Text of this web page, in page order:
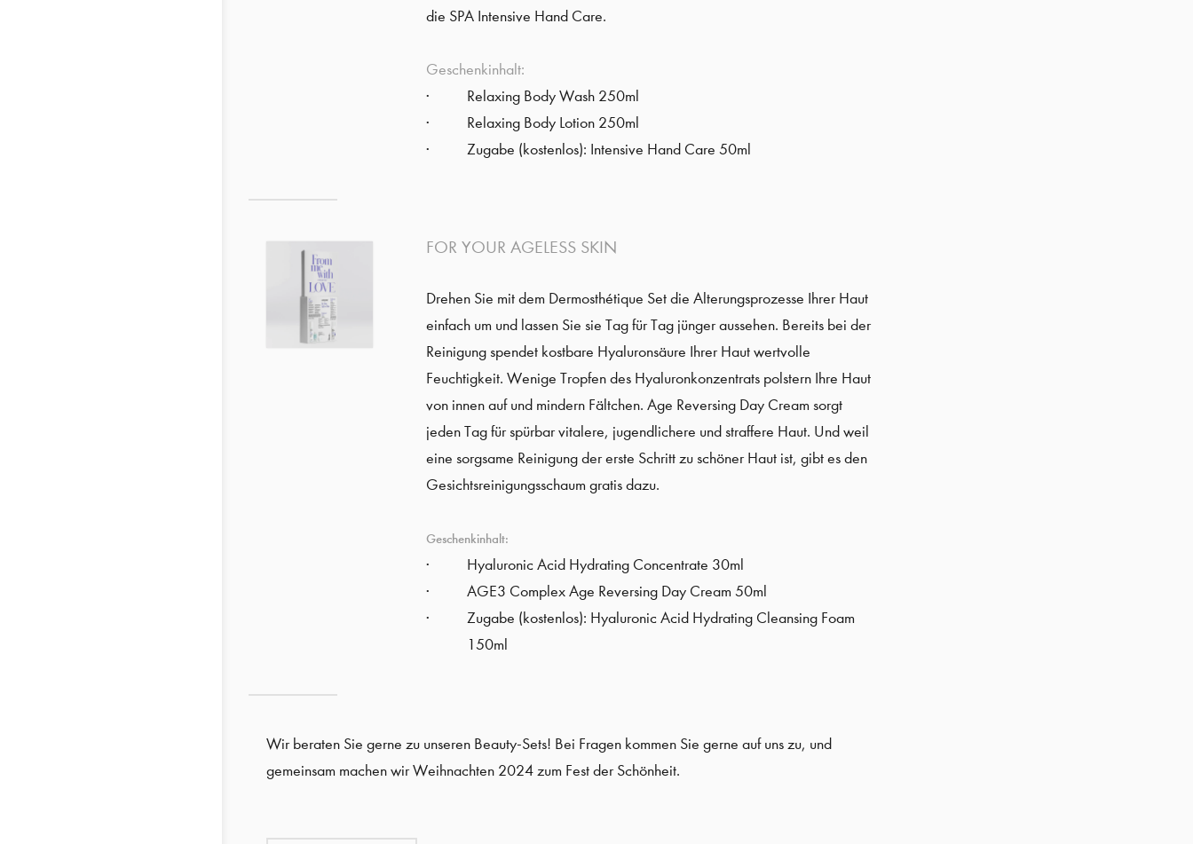
die SPA Intensive Hand Care.
Geschenkinhalt:
Relaxing Body Wash 250ml
Relaxing Body Lotion 250ml
Zugabe (kostenlos): Intensive Hand Care 50ml
FOR YOUR AGELESS SKIN
Drehen Sie mit dem Dermosthétique Set die Alterungsprozesse Ihrer Haut
einfach um und lassen Sie sie Tag für Tag jünger aussehen. Bereits bei der
Reinigung spendet kostbare Hyaluronsäure Ihrer Haut wertvolle
Feuchtigkeit. Wenige Tropfen des Hyaluronkonzentrats polstern Ihre Haut
von innen auf und mindern Fältchen. Age Reversing Day Cream sorgt
jeden Tag für spürbar vitalere, jugendlichere und straffere Haut. Und weil
eine sorgsame Reinigung der erste Schritt zu schöner Haut ist, gibt es den
Gesichtsreinigungsschaum gratis dazu.
Geschenkinhalt:
Hyaluronic Acid Hydrating Concentrate 30ml
AGE3 Complex Age Reversing Day Cream 50ml
Zugabe (kostenlos): Hyaluronic Acid Hydrating Cleansing Foam
150ml
Wir beraten Sie gerne zu unseren Beauty-Sets! Bei Fragen kommen Sie gerne auf uns zu, und
gemeinsam machen wir Weihnachten 2024 zum Fest der Schönheit.